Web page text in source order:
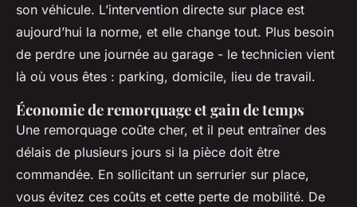
son véhicule. L’intervention directe sur place est
aujourd’hui la norme, et elle change tout. Plus besoin
de perdre une journée au garage - le technicien vient
là où vous êtes : parking, domicile, lieu de travail.
Économie de remorquage et gain de temps
Une remorquage coûte cher, et il peut entraîner des
délais de plusieurs jours si la pièce doit être
commandée. En sollicitant un serrurier sur place,
vous évitez ces coûts et cette perte de mobilité. De